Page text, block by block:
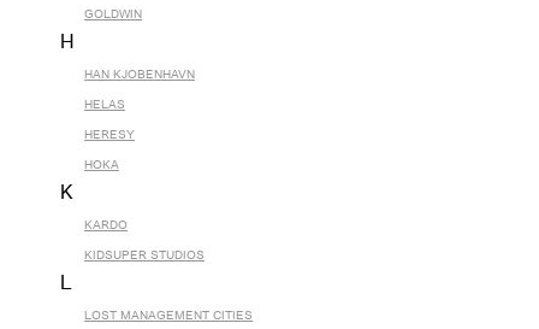
GOLDWIN
H
HAN KJOBENHAVN
HELAS
HERESY
HOKA
K
KARDO
KIDSUPER STUDIOS
L
LOST MANAGEMENT CITIES